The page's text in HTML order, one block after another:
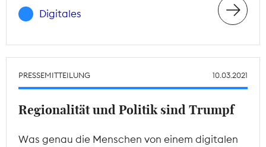
Digitales
PRESSEMITTEILUNG 10.03.2021
Regionalität und Politik sind Trumpf
Was genau die Menschen von einem digitalen